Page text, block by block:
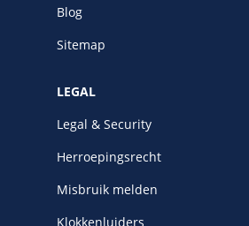
Blog
Sitemap
LEGAL
Legal & Security
Herroepingsrecht
Misbruik melden
Klokkenluiders